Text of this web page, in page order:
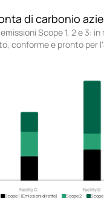
di carbonio
Scope 1, 2 e 3: in
conforme e pronto per
Scope 1 (Emissioni dirette) Scope 2 Scope